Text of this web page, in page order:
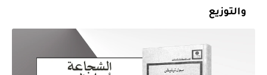
والتوزيع